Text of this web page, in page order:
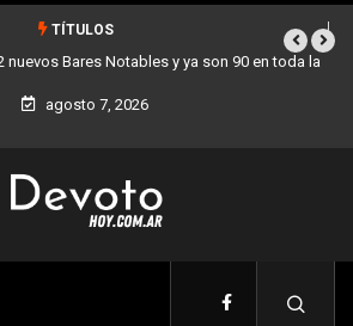
TÍTULOS
Los stands móviles de la Ciudad llegan esta
agosto 7, 2026